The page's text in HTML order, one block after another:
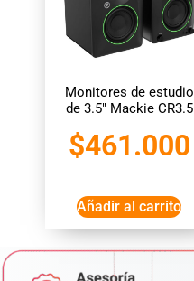
Monitores de estudio
de 3.5″ Mackie CR3.5
$461.000
Añadir al carrito